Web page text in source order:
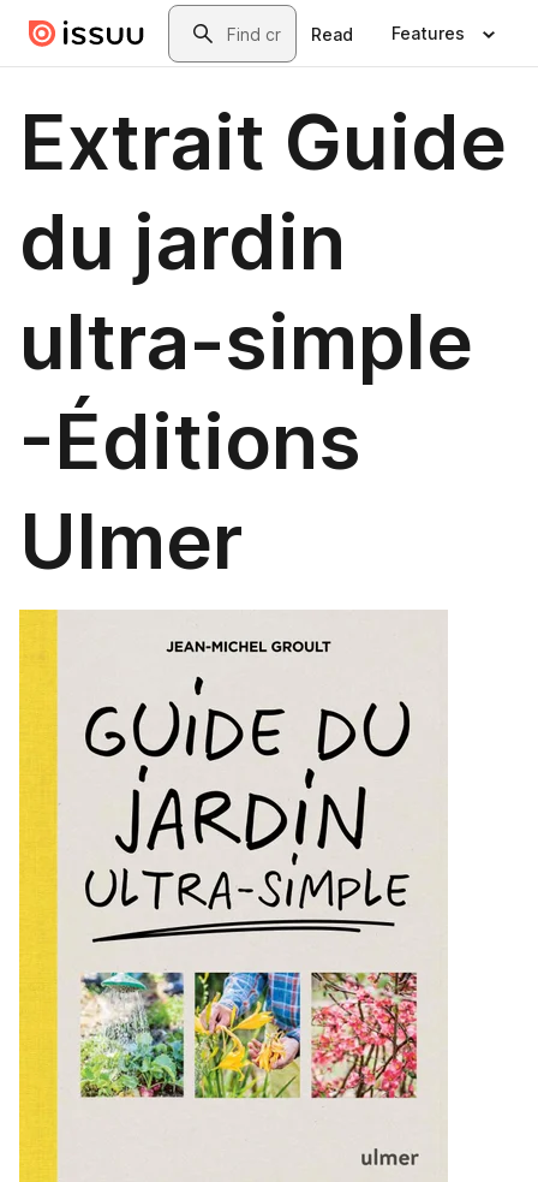
Skip to main contentSearch
Read Features
Extrait Guide
du jardin
ultra-simple
-Éditions
Ulmer